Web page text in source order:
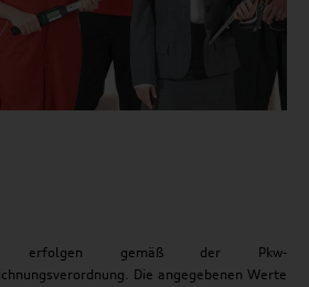
erfolgen gemäß der Pkw-
Die angegebenen Werte